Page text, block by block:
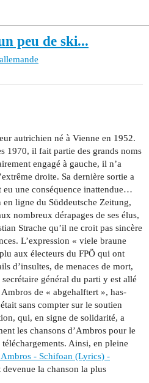
peu de ski...
autrichien né à Vienne en 1952.
1970, il fait partie des grands noms
engagé à gauche, il n’a
droite. Sa dernière sortie a
eu une conséquence inattendue…
ligne du Süddeutsche Zeitung,
nombreux dérapages de ses élus,
Strache qu’il ne croit pas sincère
L’expression « viele braune
aux électeurs du FPÖ qui ont
d’insultes, de menaces de mort,
général du parti y est allé
de « abgehalftert », has-
sans compter sur le soutien
qui, en signe de solidarité, a
les chansons d’Ambros pour le
Ainsi, en pleine
- Schifoan (Lyrics) -
la chanson la plus